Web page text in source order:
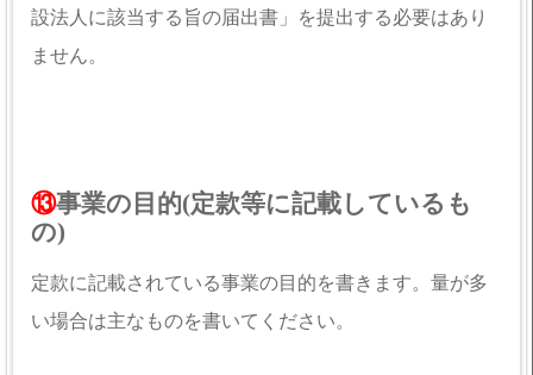
設法人に該当する旨の届出書」を提出する必要はあり
ません。
⑬事業の目的(定款等に記載しているも
の)
定款に記載されている事業の目的を書きます。量が多
い場合は主なものを書いてください。